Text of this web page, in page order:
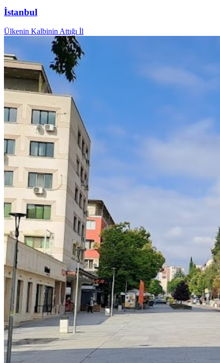
İstanbul
Ülkenin Kalbinin Attığı İl